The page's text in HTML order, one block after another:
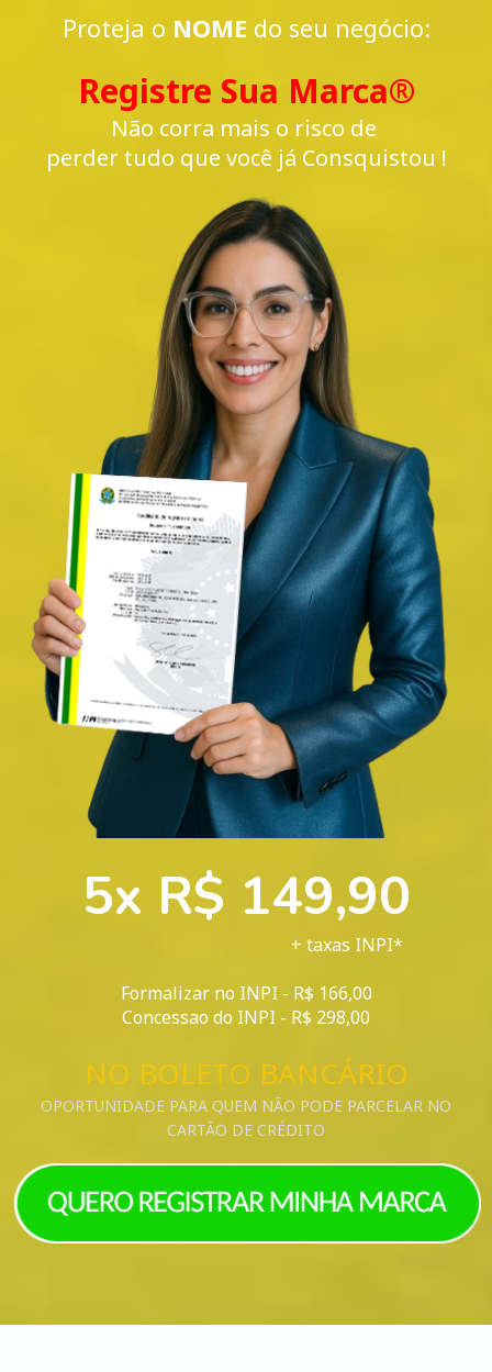
Proteja o NOME do seu negócio:
Registre Sua Marca®️
Não corra mais o risco de
perder tudo que você já Consquistou !
5x R$ 149,90
+ taxas INPI*
Formalizar no INPI - R$ 166,00
Concessao do INPI - R$ 298,00
NO BOLETO BANCÁRIO
OPORTUNIDADE PARA QUEM NÃO PODE PARCELAR NO
CARTÃO DE CRÉDITO